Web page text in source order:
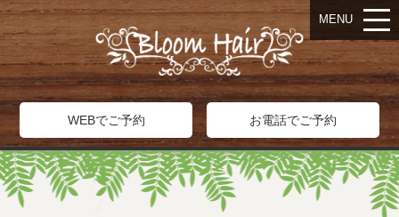
WEBでご予約 お電話でご予約
MENU